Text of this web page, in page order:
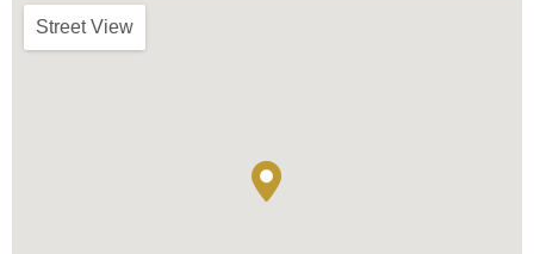
Street View